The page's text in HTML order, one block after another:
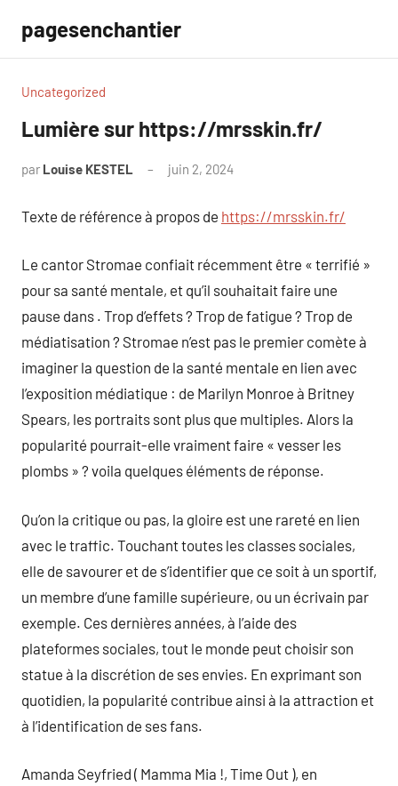
contenu
pagesenchantier
Uncategorized
Lumière sur https://mrsskin.fr/
par Louise KESTEL juin 2, 2024
Texte de référence à propos de https://mrsskin.fr/
Le cantor Stromae confiait récemment être « terrifié »
pour sa santé mentale, et qu’il souhaitait faire une
pause dans . Trop d’effets ? Trop de fatigue ? Trop de
médiatisation ? Stromae n’est pas le premier comète à
imaginer la question de la santé mentale en lien avec
l’exposition médiatique : de Marilyn Monroe à Britney
Spears, les portraits sont plus que multiples. Alors la
popularité pourrait-elle vraiment faire « vesser les
plombs » ? voila quelques éléments de réponse.
Qu’on la critique ou pas, la gloire est une rareté en lien
avec le traffic. Touchant toutes les classes sociales,
elle de savourer et de s’identifier que ce soit à un sportif,
un membre d’une famille supérieure, ou un écrivain par
exemple. Ces dernières années, à l’aide des
plateformes sociales, tout le monde peut choisir son
statue à la discrétion de ses envies. En exprimant son
quotidien, la popularité contribue ainsi à la attraction et
à l’identification de ses fans.
Amanda Seyfried ( Mamma Mia !, Time Out ), en